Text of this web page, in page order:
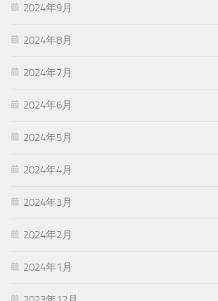
2024年9月
2024年8月
2024年7月
2024年6月
2024年5月
2024年4月
2024年3月
2024年2月
2024年1月